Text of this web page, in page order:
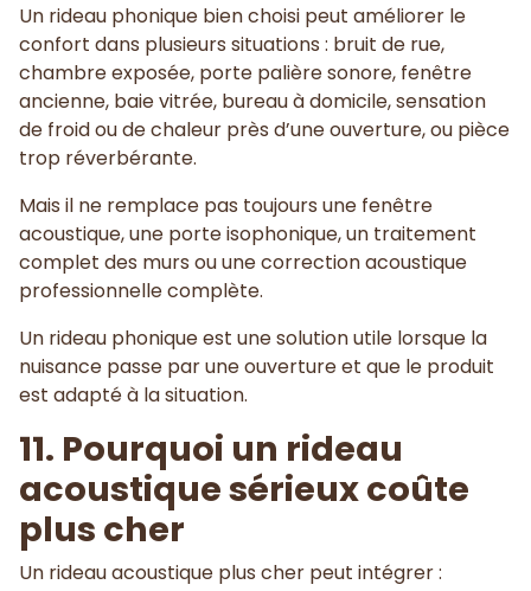
Un rideau phonique bien choisi peut améliorer le
confort dans plusieurs situations : bruit de rue,
chambre exposée, porte palière sonore, fenêtre
ancienne, baie vitrée, bureau à domicile, sensation
de froid ou de chaleur près d’une ouverture, ou pièce
trop réverbérante.
Mais il ne remplace pas toujours une fenêtre
acoustique, une porte isophonique, un traitement
complet des murs ou une correction acoustique
professionnelle complète.
Un rideau phonique est une solution utile lorsque la
nuisance passe par une ouverture et que le produit
est adapté à la situation.
11. Pourquoi un rideau
acoustique sérieux coûte
plus cher
Un rideau acoustique plus cher peut intégrer :